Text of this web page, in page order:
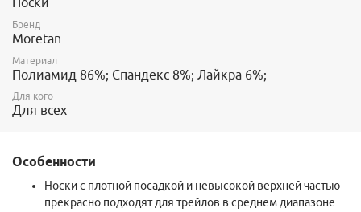
Бренд
Moretan
Материал
Полиамид 86%; Спандекс 8%; Лайкра 6%;
Для кого
Для всех
Особенности
Носки с плотной посадкой и невысокой верхней частью
прекрасно подходят для трейлов в среднем диапазоне